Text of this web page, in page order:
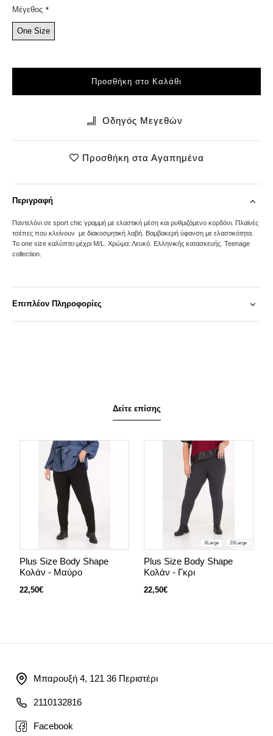
Μέγεθος
One Size
Προσθήκη στο Καλάθι
Οδηγός Μεγεθών
Προσθήκη στα Αγαπημένα
Περιγραφή
Παντελόνι σε sport chic γραμμή με ελαστική μέση και ρυθμιζόμενο κορδόνι. Πλαϊνές
τσέπες που κλείνουν με διακοσμητική λαβή. Βαμβακερή ύφανση με ελαστικότητα.
Το one size καλύπτει μέχρι M/L. Χρώμα: Λευκό. Ελληνικής κατασκευής. Teenage
collection.
Επιπλέον Πληροφορίες
Δείτε επίσης
Plus Size Body Shape
Κολάν - Mαύρο
22,50€
XLarge 2XLarge
Plus Size Body Shape
Κολάν - Γκρι
22,50€
Μπαρουξή 4, 121 36 Περιστέρι
2110132816
Facebook